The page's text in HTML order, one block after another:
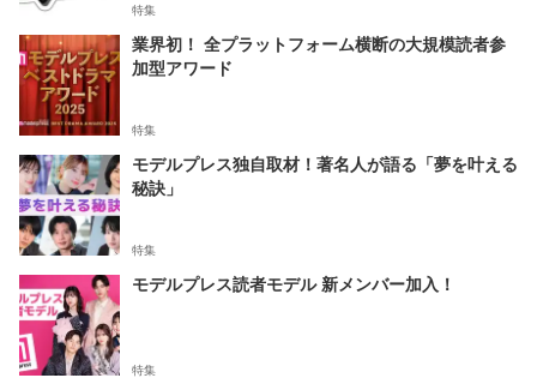
特集
業界初！ 全プラットフォーム横断の大規模読者参
加型アワード
特集
モデルプレス独自取材！著名人が語る「夢を叶える
秘訣」
特集
モデルプレス読者モデル 新メンバー加入！
特集